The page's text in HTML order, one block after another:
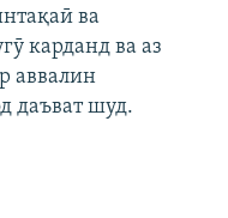
ва
карданд ва аз
аввалин
даъват шуд.